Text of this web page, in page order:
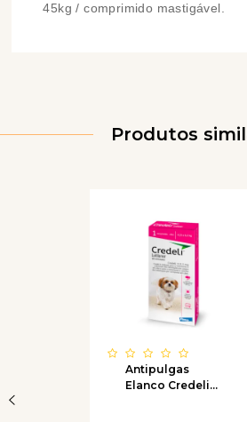
45kg / comprimido mastigável.
Produtos
Antipulgas
Elanco Credeli